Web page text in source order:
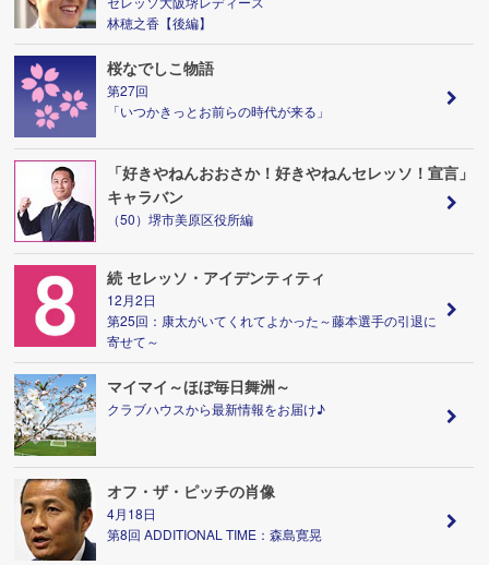
林穂之香【後編】
桜なでしこ物語
第27回
「いつかきっとお前らの時代が来る」
「好きやねんおおさか！好きやねんセレッソ！宣言」
キャラバン
（50）堺市美原区役所編
続 セレッソ・アイデンティティ
12月2日
第25回：康太がいてくれてよかった～藤本選手の引退に
寄せて～
マイマイ～ほぼ毎日舞洲～
クラブハウスから最新情報をお届け♪
オフ・ザ・ピッチの肖像
4月18日
第8回 ADDITIONAL TIME：森島寛晃